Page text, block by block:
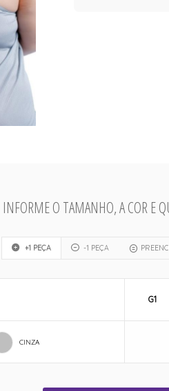
INFORME O TAMANHO, A COR E
+1 PEÇA -1 PEÇA
CINZA
G1